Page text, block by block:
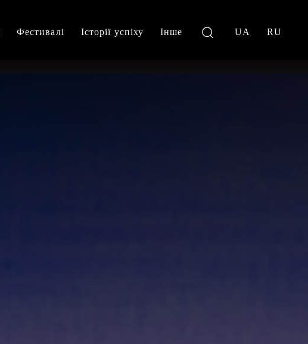
Фестивалі Історії успіху Інше UA RU